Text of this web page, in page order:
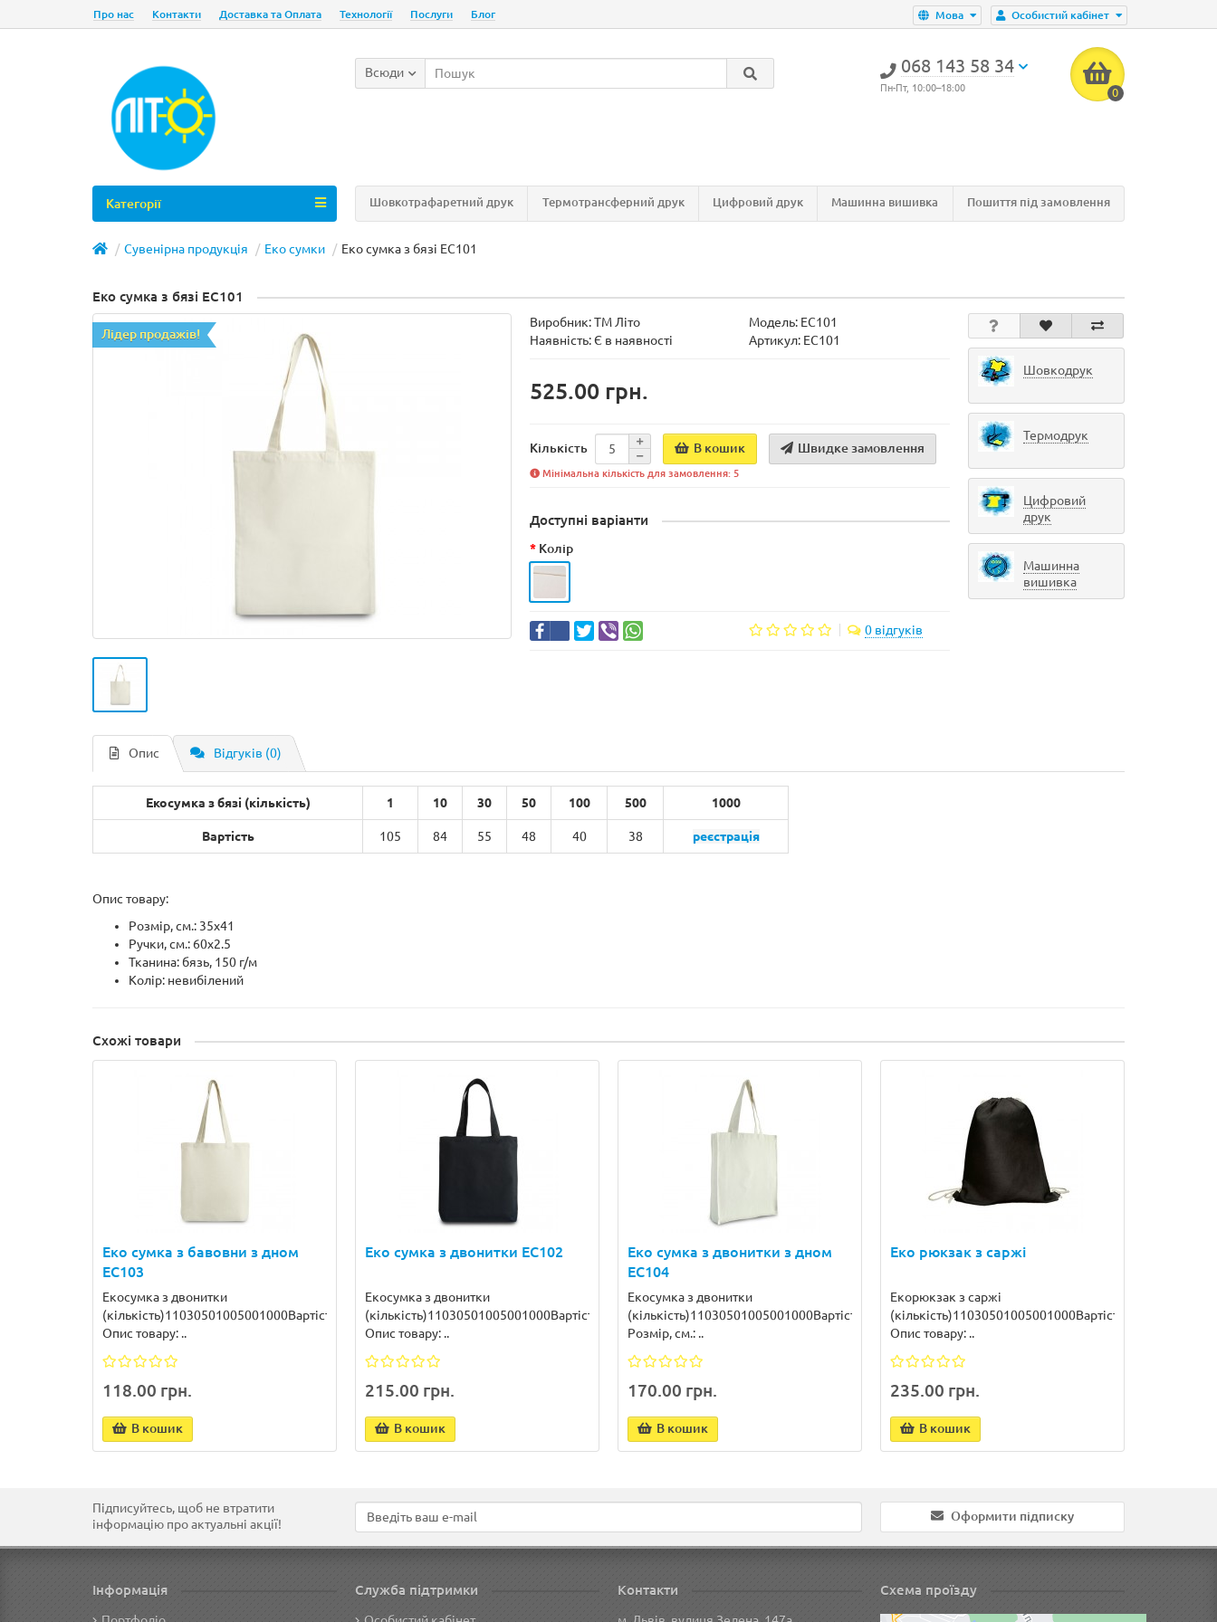
Особистий кабінет
Мова
Про нас Контакти Доставка та Оплата Технології Послуги Блог
‎068 143 58 34
Пн-Пт, 10:00–18:00 0
Всюди
Шовкотрафаретний друк Термотрансферний друк Цифровий друк Машинна вишивка Пошиття під замовлення
Категорії
Сувенірна продукція Еко сумки Еко сумка з бязі EC101
Еко сумка з бязі EC101
Лідер продажів!
Виробник:ТМ Літо Модель: EC101
Наявність:Є в наявності Артикул: EC101
525.00 грн.
Кількість В кошик Швидке замовлення
Мінімальна кількість для замовлення: 5
Доступні варіанти
Колір
0 відгуків
Шовкодрук
Термодрук
Цифровий
друк
Машинна
вишивка
Опис Відгуків (0)
Екосумка з бязі (кількість) 1 10 30 50 100 500 1000
Вартість 105 84 55 48 40 38 реєстрація
Опис товару:
Розмір, см.: 35x41
Ручки, см.: 60x2.5
Тканина: бязь, 150 г/м
Колір: невибілений
Схожі товари
Еко сумка з бавовни з дном
EC103
Екосумка з двонитки
(кількість)11030501005001000Вартість1189664565047реєстрація
Опис товару: ..
118.00 грн.
В кошик
Еко сумка з двонитки EC102
Екосумка з двонитки
(кількість)11030501005001000Вартість2151751161058784реєстрація
Опис товару: ..
215.00 грн.
В кошик
Еко сумка з двонитки з дном
EC104
Екосумка з двонитки
(кількість)11030501005001000Вартість17013590786563реєстрація
Розмір, см.: ..
170.00 грн.
В кошик
Еко рюкзак з саржі
Екорюкзак з саржі
Опис товару: ..
235.00 грн.
В кошик
Підписуйтесь, щоб не втратити
інформацію про актуальні акції!
Оформити підписку
Інформація Служба підтримки Контакти Схема проїзду